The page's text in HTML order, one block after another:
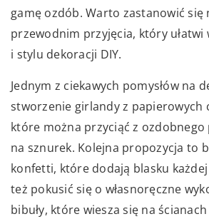
gamę ozdób. Warto zastanowić się
przewodnim przyjęcia, który
i stylu dekoracji DIY.
Jednym z ciekawych pomysłów na
stworzenie girlandy z papierowych
które można przyciąć z ozdobnego
na sznurek. Kolejna propozycja to
konfetti, które dodają blasku
też pokusić się o własnoręczne
bibuły, które wiesza się na